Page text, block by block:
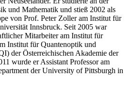
und Mathematik und stieß 2002 als
von Prof. Peter Zoller am Institut für
Innsbruck. Seit 2005 war
Mitarbeiter am Institut für
Institut für Quantenoptik und
der Österreichischen Akademie der
wurde er Assistant Professor am
der University of Pittsburgh in